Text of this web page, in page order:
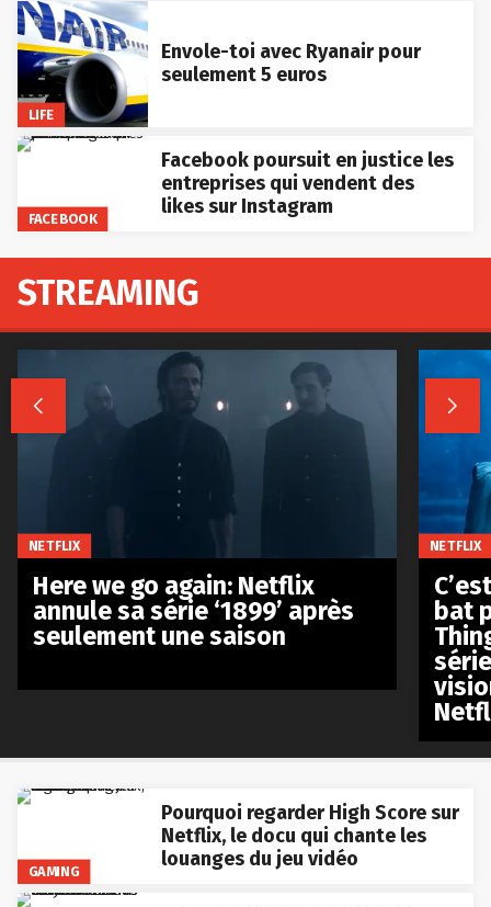
LIFE
Envole-toi avec Ryanair pour
seulement 5 euros
FACEBOOK
Facebook poursuit en justice les
entreprises qui vendent des
likes sur Instagram
GAMING
Pourquoi regarder High Score sur
Netflix, le docu qui chante les
louanges du jeu vidéo
STREAMING
 
NETFLIX
Here we go again: Netflix
annule sa série ‘1899’ après
seulement une saison
NETFLIX
bat